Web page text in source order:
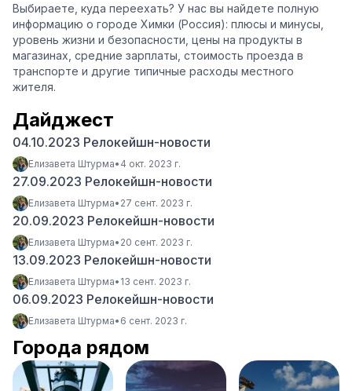
Выбираете, куда переехать? У нас вы найдете полную
информацию о городе Химки (Россия): плюсы и минусы,
уровень жизни и безопасности, цены на продукты в
магазинах, средние зарплаты, стоимость проезда в
транспорте и другие типичные расходы местного
жителя.
Дайджест
04.10.2023 Релокейшн-новости
Елизавета Штурма• 4 окт. 2023 г.
27.09.2023 Релокейшн-новости
Елизавета Штурма• 27 сент. 2023 г.
20.09.2023 Релокейшн-новости
Елизавета Штурма• 20 сент. 2023 г.
13.09.2023 Релокейшн-новости
Елизавета Штурма• 13 сент. 2023 г.
06.09.2023 Релокейшн-новости
Елизавета Штурма• 6 сент. 2023 г.
Города рядом